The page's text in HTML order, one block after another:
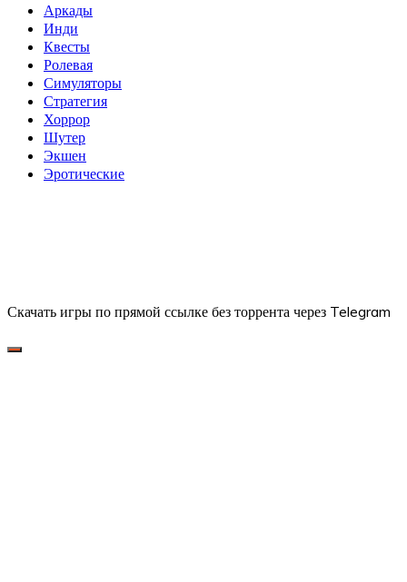
Аркады
Инди
Квесты
Ролевая
Симуляторы
Стратегия
Хоррор
Шутер
Экшен
Эротические
Скачать игры по прямой ссылке без торрента через Telegram